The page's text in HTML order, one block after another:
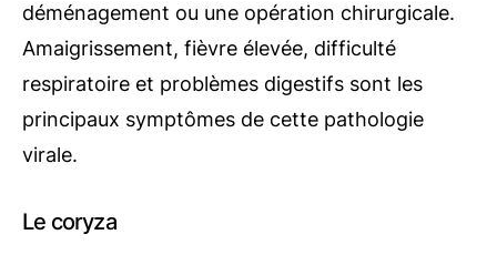
déménagement ou une opération chirurgicale.
Amaigrissement, fièvre élevée, difficulté
respiratoire et problèmes digestifs sont les
principaux symptômes de cette pathologie
virale.
Le coryza